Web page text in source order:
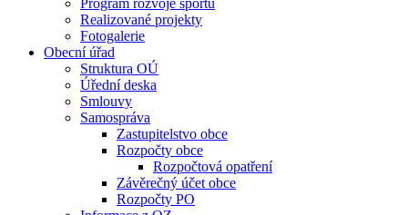
Program rozvoje sportu
Realizované projekty
Fotogalerie
Obecní úřad
Struktura OÚ
Úřední deska
Smlouvy
Samospráva
Zastupitelstvo obce
Rozpočty obce
Rozpočtová opatření
Závěrečný účet obce
Rozpočty PO